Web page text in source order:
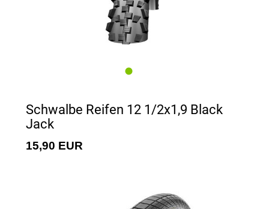
Schwalbe Reifen 12 1/2x1,9 Black
Jack
15,90 EUR